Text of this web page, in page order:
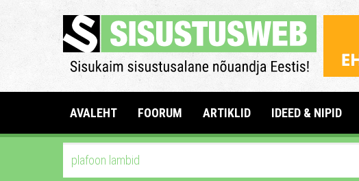
AVALEHT FOORUM ARTIKLID IDEED & NIPID